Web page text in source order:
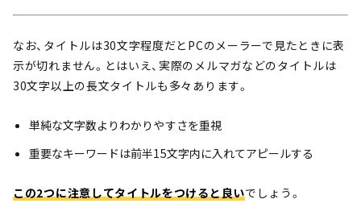
なお、タイトルは30文字程度だとPCのメーラーで見たときに表
示が切れません。とはいえ、実際のメルマガなどのタイトルは
30文字以上の長文タイトルも多々あります。
単純な文字数よりわかりやすさを重視
重要なキーワードは前半15文字内に入れてアピールする
この2つに注意してタイトルをつけると良いでしょう。